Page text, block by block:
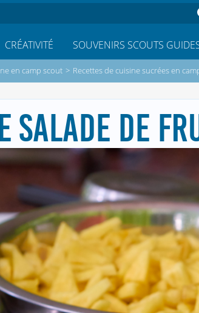
CRÉATIVITÉ SOUVENIRS SCOUTS
en camp scout > Recettes de cuisine sucrées en
SALADE DE